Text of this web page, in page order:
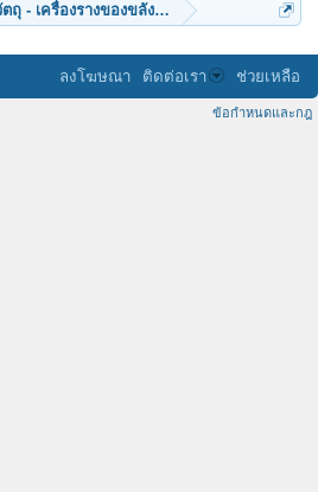
ถุ - เครื่องรางของขลัง (๑๐)
ลงโฆษณา ติดต่อเรา ช่วยเหลือ
ข้อกำหนดและกฎ